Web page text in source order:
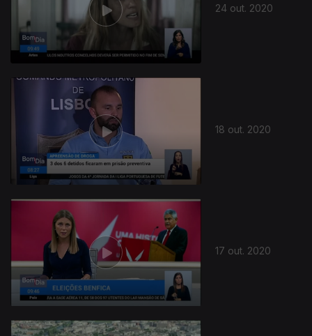
24 out. 2020
18 out. 2020
17 out. 2020
498380